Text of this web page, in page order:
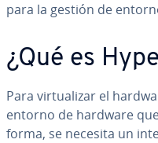
para la gestión de
¿Qué es
Para vi­r­tua­li­zar el
entorno de hardware
forma, se necesita un